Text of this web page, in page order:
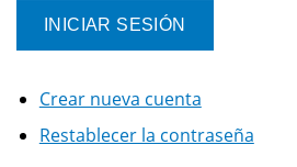
Crear nueva cuenta
Restablecer la contraseña